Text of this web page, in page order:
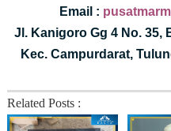
Email :
Jl. Kanigoro Gg 4 No. 35,
Kec. Campurdarat,
Related Posts :